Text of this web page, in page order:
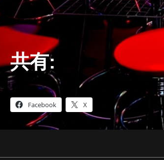
共有:
Facebook X